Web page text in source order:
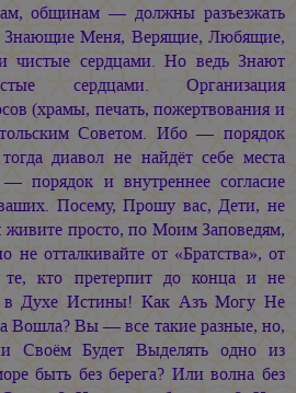
общинам — должны разъезжать
Знающие Меня, Верящие, Любящие,
чистые сердцами. Но ведь Знают
сердцами. Организация
(храмы, печать, пожертвования и
Советом. Ибо — порядок
диавол не найдёт себе места
порядок и внутреннее согласие
Посему, Прошу вас, Дети, не
живите просто, по Моим Заповедям,
не отталкивайте от «Братства», от
кто претерпит до конца и не
в Духе Истины! Как Азъ Могу Не
Вошла? Вы — все такие разные, но,
Своём Будет Выделять одно из
быть без берега? Или волна без